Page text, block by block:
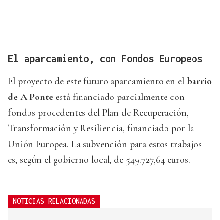
El aparcamiento, con Fondos Europeos
El proyecto de este futuro aparcamiento en el barrio
de A Ponte está financiado parcialmente con
fondos procedentes del Plan de Recuperación,
Transformación y Resiliencia, financiado por la
Unión Europea. La subvención para estos trabajos
es, según el gobierno local, de 549.727,64 euros.
NOTICIAS RELACIONADAS